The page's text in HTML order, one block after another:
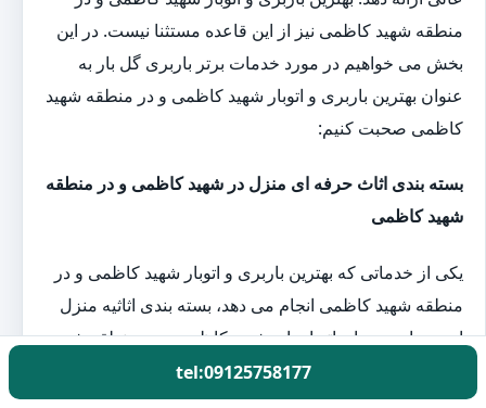
منطقه شهید کاظمی نیز از این قاعده مستثنا نیست. در این
بخش می خواهیم در مورد خدمات برتر باربری گل بار به
عنوان بهترین باربری و اتوبار شهید کاظمی و در منطقه شهید
کاظمی صحبت کنیم:
بسته بندی اثاث حرفه ای منزل در شهید کاظمی و در منطقه
شهید کاظمی
یکی از خدماتی که بهترین باربری و اتوبار شهید کاظمی و در
منطقه شهید کاظمی انجام می دهد، بسته بندی اثاثیه منزل
است. باربری ها و اتوبارهای شهید کاظمی و در منطقه شهید
کاظمی با در اختیار داشتن نیروی متخصص در زمینه بسته
بندی اثاثیه منزل در هنگام اسباب کشی به کمک خانواده ها
tel:09125758177